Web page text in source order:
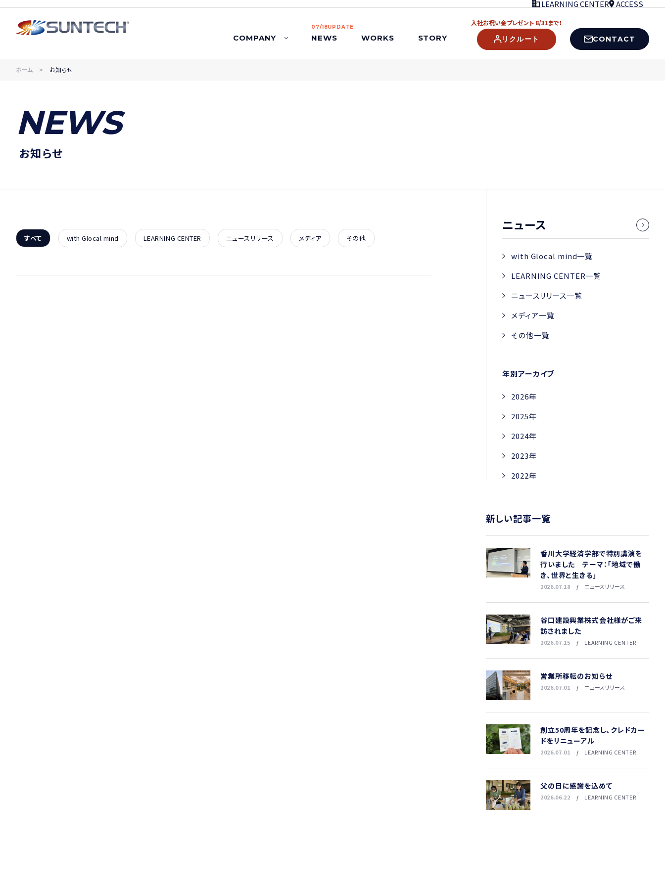
LEARNING CENTER ACCESS
COMPANY NEWS
07/18UPDATE
WORKS STORY
入社お祝い金プレゼント 8/31まで！
リクルート CONTACT
ホーム お知らせ
NEWS
お知らせ
すべて with Glocal mind LEARNING CENTER ニュースリリース メディア その他
ニュース
with Glocal mind一覧
LEARNING CENTER一覧
ニュースリリース一覧
メディア一覧
その他一覧
年別アーカイブ
2026年
2025年
2024年
2023年
2022年
新しい記事一覧
香川大学経済学部で特別講演を
行いました テーマ：「地域で働
き、世界と生きる」
2026.07.18 ニュースリリース
谷口建設興業株式会社様がご来
訪されました
2026.07.15 LEARNING CENTER
営業所移転のお知らせ
2026.07.01 ニュースリリース
創立50周年を記念し、クレドカー
ドをリニューアル
2026.07.01 LEARNING CENTER
父の日に感謝を込めて
2026.06.22 LEARNING CENTER